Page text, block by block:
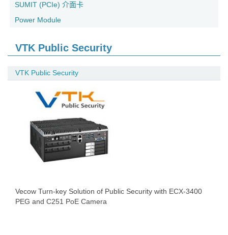
SUMIT (PCIe) 介面卡
Power Module
VTK Public Security
VTK Public Security
Vecow Turn-key Solution of Public Security with ECX-3400
PEG and C251 PoE Camera